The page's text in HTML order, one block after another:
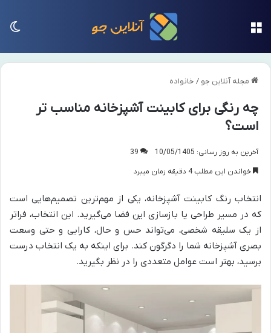
مجله آنلاین جو / خانواده
چه رنگی برای کابینت آشپزخانه مناسب‌ تر
است؟
آخرین به روز رسانی: 10/05/1405
39
خواندن این مطلب 4 دقیقه زمان میبرد
انتخاب رنگ کابینت آشپزخانه، یکی از مهم‌ترین تصمیم‌هایی است
که در مسیر طراحی یا بازسازی این فضا می‌گیرید. این انتخاب، فراتر
از یک سلیقه شخصی، می‌تواند حس و حال، کارایی و حتی وسعت
بصری آشپزخانه شما را دگرگون کند. برای اینکه به یک انتخاب درست
برسید، بهتر است عوامل متعددی را در نظر بگیرید.